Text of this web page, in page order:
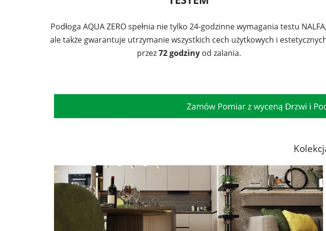
Podłoga AQUA ZERO spełnia nie tylko 24-godzinne wymagania testu NALFA,
ale także gwarantuje utrzymanie wszystkich cech użytkowych i
przez72 godzinyod zalania.